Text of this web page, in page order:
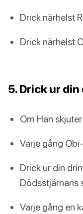
Drick närhelst
Drick närhelst
5. Drick ur
Om Han
Varje gång
Drick ur din
Dödsstjärnans
Varje gång en